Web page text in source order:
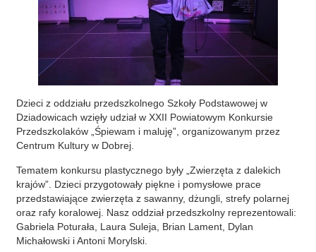
Dzieci z oddziału przedszkolnego Szkoły Podstawowej w
Dziadowicach wzięły udział w XXII Powiatowym Konkursie
Przedszkolaków „Śpiewam i maluję”, organizowanym przez
Centrum Kultury w Dobrej.
Tematem konkursu plastycznego były „Zwierzęta z dalekich
krajów”. Dzieci przygotowały piękne i pomysłowe prace
przedstawiające zwierzęta z sawanny, dżungli, strefy polarnej
oraz rafy koralowej. Nasz oddział przedszkolny reprezentowali:
Gabriela Poturała, Laura Suleja, Brian Lament, Dylan
Michałowski i Antoni Morylski.